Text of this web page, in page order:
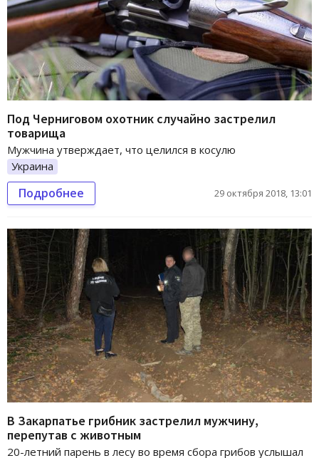
Под Черниговом охотник случайно застрелил
товарища
Мужчина утверждает, что целился в косулю
Украина
Подробнее 29 октября 2018, 13:01
В Закарпатье грибник застрелил мужчину,
перепутав с животным
20-летний парень в лесу во время сбора грибов услышал